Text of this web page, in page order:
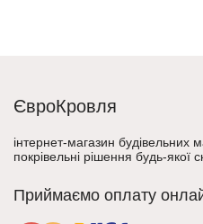
ЄвроКровля
інтернет-магазин будівельних
покрівельні рішення будь-якої
Приймаємо оплату